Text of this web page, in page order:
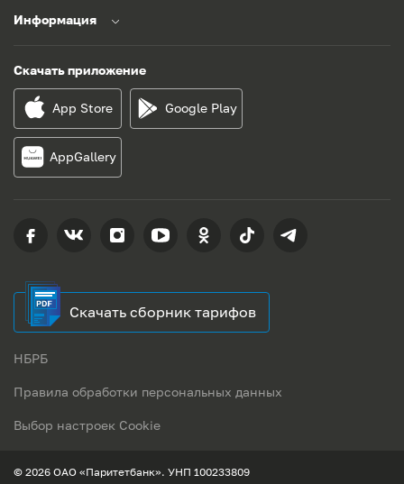
Информация
Скачать приложение
App Store Google Play
AppGallery
Скачать сборник тарифов
НБРБ
Правила обработки персональных данных
Выбор настроек Cookie
© 2026 ОАО «Паритетбанк». УНП 100233809